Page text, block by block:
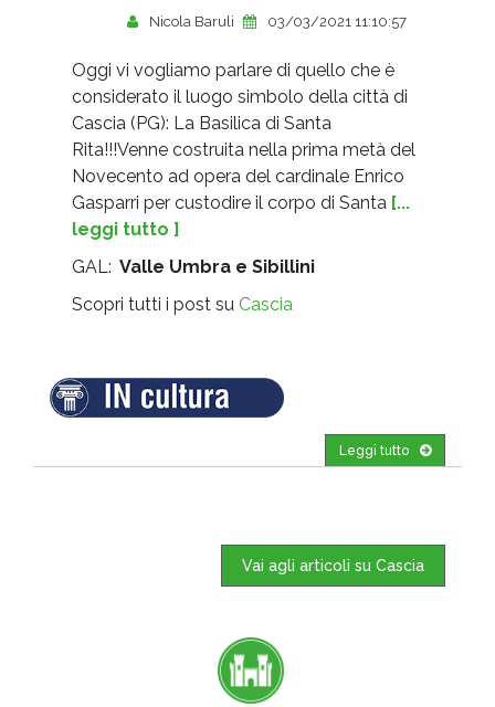
Nicola Baruli 03/03/2021 11:10:57
Oggi vi vogliamo parlare di quello che è
considerato il luogo simbolo della città di
Cascia (PG): La Basilica di Santa
Rita!!!Venne costruita nella prima metà del
Novecento ad opera del cardinale Enrico
Gasparri per custodire il corpo di Santa [...
leggi tutto ]
GAL: Valle Umbra e Sibillini
Scopri tutti i post su Cascia
Leggi tutto
Vai agli articoli su Cascia